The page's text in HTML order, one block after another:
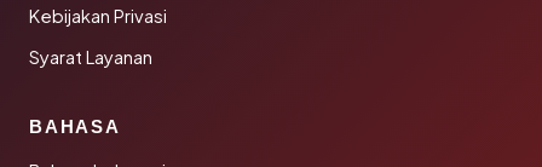
Kebijakan Privasi
Syarat Layanan
BAHASA